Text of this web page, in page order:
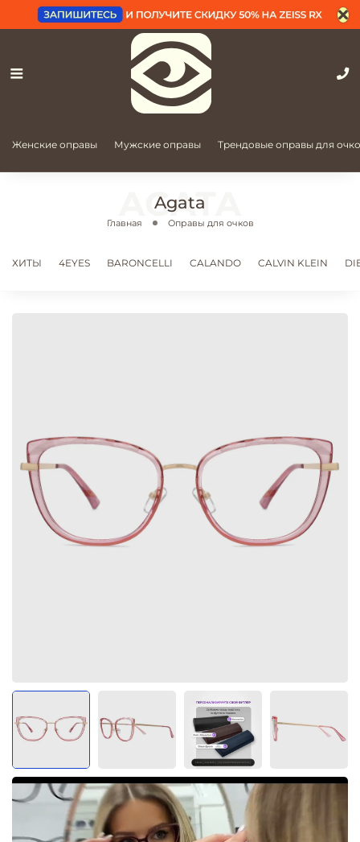
Женские оправы Мужские оправы Трендовые оправы для
Agata
Главная Оправы для очков
ХИТЫ 4EYES BARONCELLI CALANDO CALVIN KLEIN